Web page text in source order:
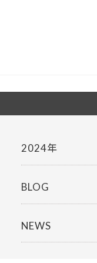
2024年
BLOG
NEWS